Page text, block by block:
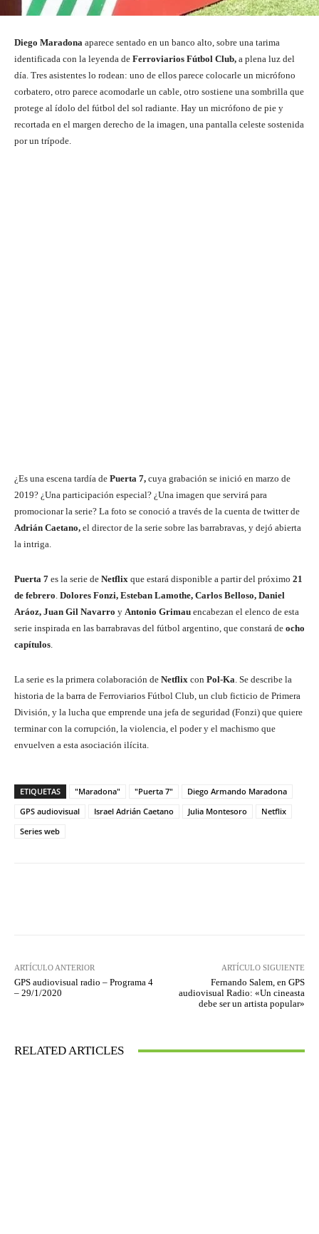
Diego Maradona aparece sentado en un banco alto, sobre una tarima
identificada con la leyenda de Ferroviarios Fútbol Club, a plena luz del
día. Tres asistentes lo rodean: uno de ellos parece colocarle un micrófono
corbatero, otro parece acomodarle un cable, otro sostiene una sombrilla que
protege al ídolo del fútbol del sol radiante. Hay un micrófono de pie y
recortada en el margen derecho de la imagen, una pantalla celeste sostenida
por un trípode.
¿Es una escena tardía de Puerta 7, cuya grabación se inició en marzo de
2019? ¿Una participación especial? ¿Una imagen que servirá para
promocionar la serie? La foto se conoció a través de la cuenta de twitter de
Adrián Caetano, el director de la serie sobre las barrabravas, y dejó abierta
la intriga.
Puerta 7 es la serie de Netflix que estará disponible a partir del próximo 21
de febrero. Dolores Fonzi, Esteban Lamothe, Carlos Belloso, Daniel
Aráoz, Juan Gil Navarro y Antonio Grimau encabezan el elenco de esta
serie inspirada en las barrabravas del fútbol argentino, que constará de ocho
capítulos.
La serie es la primera colaboración de Netflix con Pol-Ka. Se describe la
historia de la barra de Ferroviarios Fútbol Club, un club ficticio de Primera
División, y la lucha que emprende una jefa de seguridad (Fonzi) que quiere
terminar con la corrupción, la violencia, el poder y el machismo que
envuelven a esta asociación ilícita.
ETIQUETAS "Maradona" "Puerta 7"
Diego Armando Maradona
GPS audiovisual
Israel Adrián Caetano Julia Montesoro
Netflix
Series web
ARTÍCULO ANTERIOR
GPS audiovisual radio – Programa 4
– 29/1/2020
ARTÍCULO SIGUIENTE
Fernando Salem, en GPS
audiovisual Radio: «Un cineasta
debe ser un artista popular»
RELATED ARTICLES